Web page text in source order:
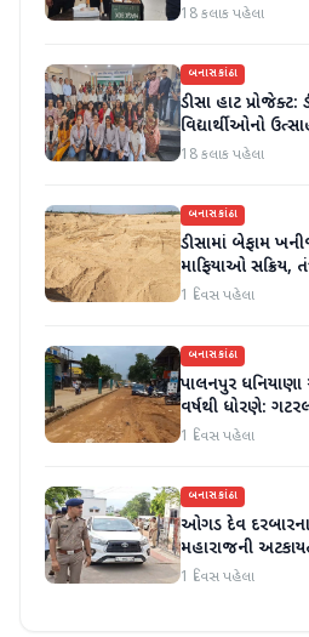
18 કલાક પહેલા
બનાસકાંઠા
ડીસા હાટ
વિદ્યાર્થીઓનો
18 કલાક પહેલા
બનાસકાંઠા
ડીસામાં બેફામ
માફિયાઓ સક્રિય,
1 દિવસ પહેલા
બનાસકાંઠા
પાલનપુર ધનિયાણા
વર્ષથી ધોરણે:
હાલાકી
1 દિવસ પહેલા
બનાસકાંઠા
ઓગડ દેવ
મહારાજની
1 દિવસ પહેલા